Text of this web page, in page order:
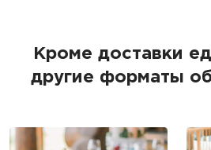
Кроме доставки
другие форматы